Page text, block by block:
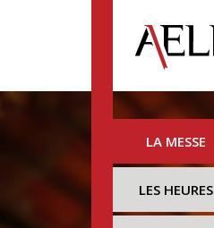
LA MESSE
LES HEURES